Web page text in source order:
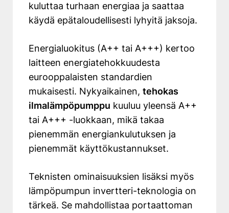
kuluttaa turhaan energiaa ja saattaa
käydä epätaloudellisesti lyhyitä jaksoja.
Energialuokitus (A++ tai A+++) kertoo
laitteen energiatehokkuudesta
eurooppalaisten standardien
mukaisesti. Nykyaikainen, tehokas
ilmalämpöpumppu kuuluu yleensä A++
tai A+++ -luokkaan, mikä takaa
pienemmän energiankulutuksen ja
pienemmät käyttökustannukset.
Teknisten ominaisuuksien lisäksi myös
lämpöpumpun invertteri-teknologia on
tärkeä. Se mahdollistaa portaattoman